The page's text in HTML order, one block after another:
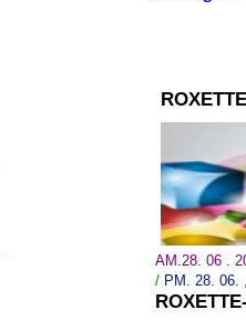
AM.28. 06 .
/ PM. 28. 06.